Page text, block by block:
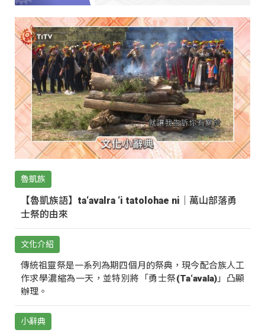
魯凱族
【魯凱族語】ta‘avalra ‘i tatolohae ni｜萬山部落勇
士祭的由來
文化介紹
傳統祖靈祭是一系列為期四個月的祭典，現今配合族人工
作求學濃縮為一天，並特別將「勇士祭(Ta‘avala)」凸顯
辦理。
小辭典